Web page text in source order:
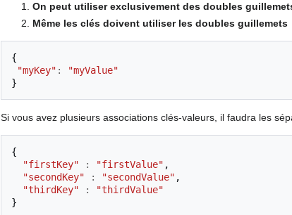
On peut utiliser exclusivement des doubles
Même les clés doivent utiliser les doubles guillemets
{
"myKey" :
"myValue"
}
Si vous avez plusieurs associations clés-valeurs, il faudra les
{
"firstKey"
: "firstValue" ,
"secondKey"
: "secondValue" ,
"thirdKey"
:
"thirdValue"
}